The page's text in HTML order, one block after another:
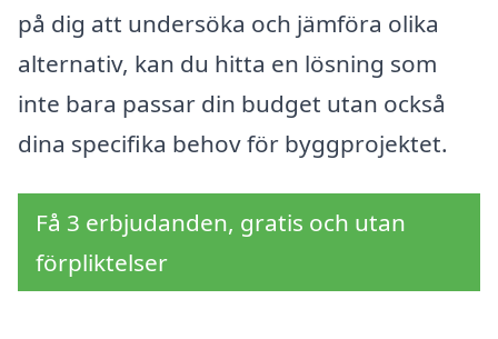
på dig att undersöka och jämföra olika
alternativ, kan du hitta en lösning som
inte bara passar din budget utan också
dina specifika behov för byggprojektet.
Få 3 erbjudanden, gratis och utan
förpliktelser